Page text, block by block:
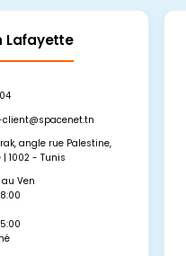
Lafayette
angle rue Palestine,
| 1002 - Tunis
Ven